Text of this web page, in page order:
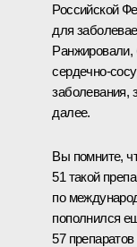
Российской
для
Ранжировали,
сердечно-
заболевания,
далее.
Вы помните,
51 такой
по
пополнился
57